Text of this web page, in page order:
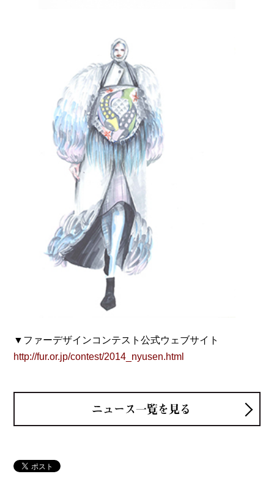
▼ファーデザインコンテスト公式ウェブサイト
http://fur.or.jp/contest/2014_nyusen.html
ニュース一覧を見る